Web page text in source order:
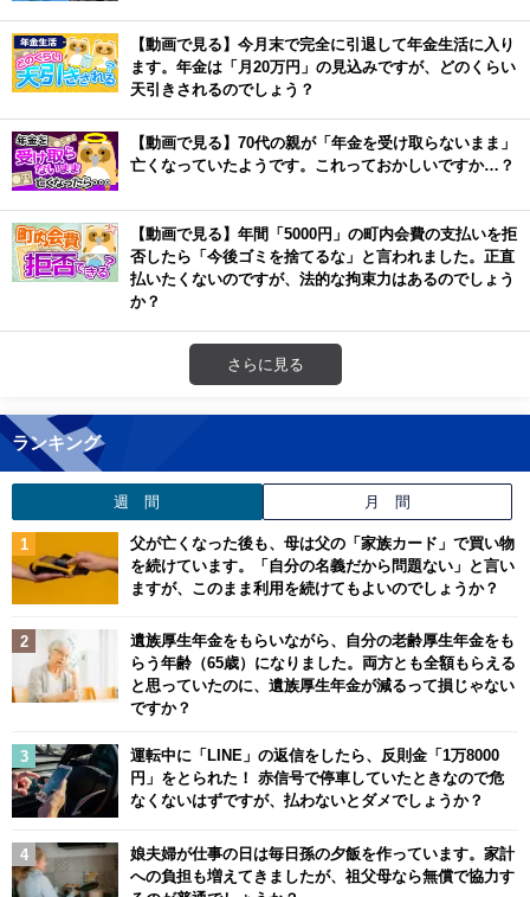
【動画で見る】今月末で完全に引退して年金生活に入り
ます。年金は「月20万円」の見込みですが、どのくらい
天引きされるのでしょう？
【動画で見る】70代の親が「年金を受け取らないまま」
亡くなっていたようです。これっておかしいですか…？
【動画で見る】年間「5000円」の町内会費の支払いを拒
否したら「今後ゴミを捨てるな」と言われました。正直
払いたくないのですが、法的な拘束力はあるのでしょう
か？
さらに見る
ランキング
週 間 月 間
父が亡くなった後も、母は父の「家族カード」で買い物
を続けています。「自分の名義だから問題ない」と言い
ますが、このまま利用を続けてもよいのでしょうか？
遺族厚生年金をもらいながら、自分の老齢厚生年金をも
らう年齢（65歳）になりました。両方とも全額もらえる
と思っていたのに、遺族厚生年金が減るって損じゃない
ですか？
運転中に「LINE」の返信をしたら、反則金「1万8000
円」をとられた！ 赤信号で停車していたときなので危
なくないはずですが、払わないとダメでしょうか？
娘夫婦が仕事の日は毎日孫の夕飯を作っています。家計
への負担も増えてきましたが、祖父母なら無償で協力す